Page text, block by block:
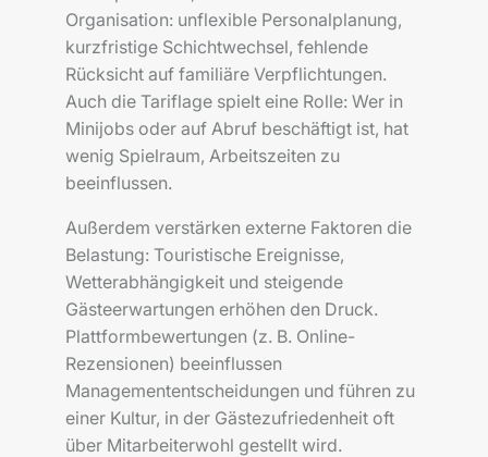
Organisation: unflexible Personalplanung,
kurzfristige Schichtwechsel, fehlende
Rücksicht auf familiäre Verpflichtungen.
Auch die Tariflage spielt eine Rolle: Wer in
Minijobs oder auf Abruf beschäftigt ist, hat
wenig Spielraum, Arbeitszeiten zu
beeinflussen.
Außerdem verstärken externe Faktoren die
Belastung: Touristische Ereignisse,
Wetterabhängigkeit und steigende
Gästeerwartungen erhöhen den Druck.
Plattformbewertungen (z. B. Online-
Rezensionen) beeinflussen
Managemententscheidungen und führen zu
einer Kultur, in der Gästezufriedenheit oft
über Mitarbeiterwohl gestellt wird.